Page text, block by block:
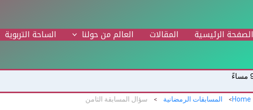
الصفحة الرئيسية المقالات العالم من حولنا الساحة التربوية
Home المسابقات الرمضانية سؤال المسابقة الثامن